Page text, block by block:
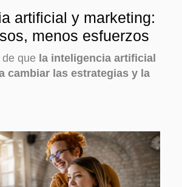
artificial y marketing:
menos esfuerzos
que la inteligencia artificial
cambiar las estrategias y la